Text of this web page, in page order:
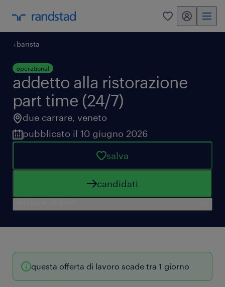
0 my randstad
barista
operational
addetto alla ristorazione
part time (24/7)
due carrare, veneto
pubblicato il 10 giugno 2026
salva
candidati
questa offerta di lavoro scade tra 1 giorno